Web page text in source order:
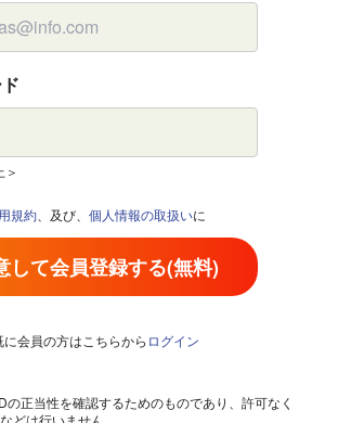
＞
規約 、及び、 個人情報の取扱いに
して会員登録する(無料)
に会員の方はこちらから ログイン
の正当性を確認するためのものであり、許可なく
どは行いません。